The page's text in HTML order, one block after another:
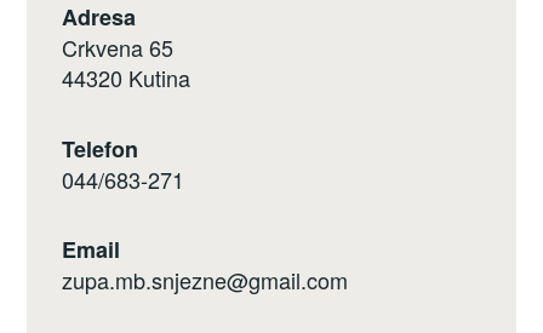
Adresa
Crkvena 65
44320 Kutina
Telefon
044/683-271
Email
zupa.mb.snjezne@gmail.com